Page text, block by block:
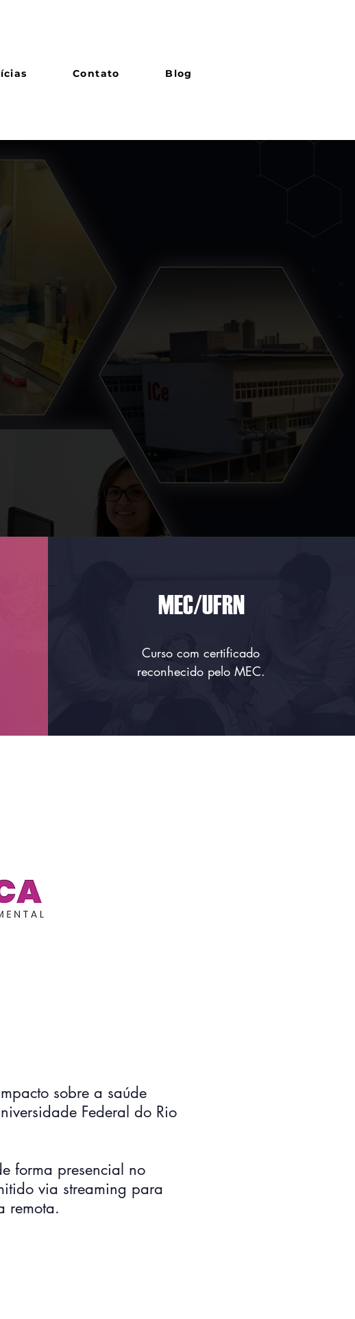
MEC/UFRN
Curso com certificado
reconhecido pelo MEC.
sobre a saúde
Federal do Rio
forma presencial no
via streaming para
remota.
Contato Blog